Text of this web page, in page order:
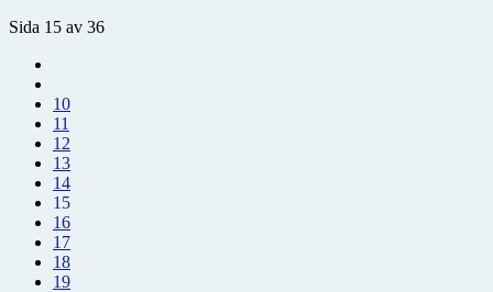
Sida 15 av 36
10
11
12
13
14
15
16
17
18
19